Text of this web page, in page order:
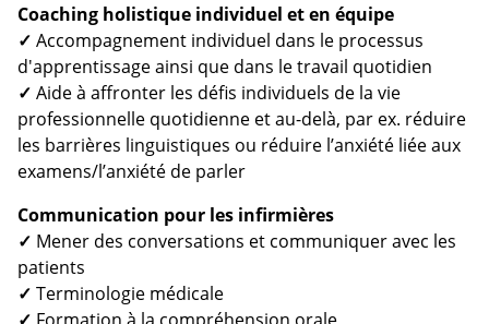
Coaching holistique individuel et en équipe
✓ Accompagnement individuel dans le processus
d'apprentissage ainsi que dans le travail quotidien
✓ Aide à affronter les défis individuels de la vie
professionnelle quotidienne et au-delà, par ex. réduire
les barrières linguistiques ou réduire l’anxiété liée aux
examens/l’anxiété de parler
Communication pour les infirmières
✓ Mener des conversations et communiquer avec les
patients
✓ Terminologie médicale